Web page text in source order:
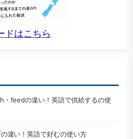
ドはこちら
feedの違い！英語で供給するの使
違い！英語で好むの使い方